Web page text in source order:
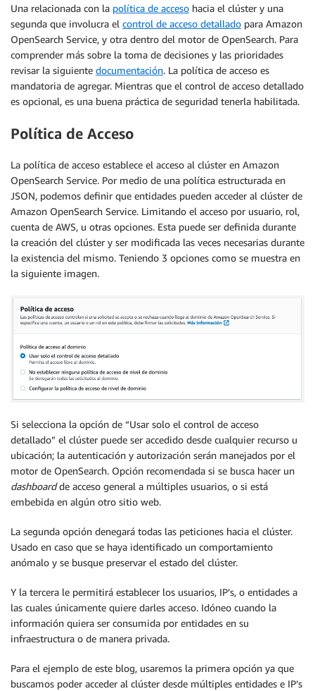
Una relacionada con la política de acceso hacia el clúster y una
segunda que involucra el control de acceso detallado para Amazon
OpenSearch Service, y otra dentro del motor de OpenSearch. Para
comprender más sobre la toma de decisiones y las prioridades
revisar la siguiente documentación. La política de acceso es
mandatoria de agregar. Mientras que el control de acceso detallado
es opcional, es una buena práctica de seguridad tenerla habilitada.
Política de Acceso
La política de acceso establece el acceso al clúster en Amazon
OpenSearch Service. Por medio de una política estructurada en
JSON, podemos definir que entidades pueden acceder al clúster de
Amazon OpenSearch Service. Limitando el acceso por usuario, rol,
cuenta de AWS, u otras opciones. Esta puede ser definida durante
la creación del clúster y ser modificada las veces necesarias durante
la existencia del mismo. Teniendo 3 opciones como se muestra en
la siguiente imagen.
Si selecciona la opción de “Usar solo el control de acceso
detallado” el clúster puede ser accedido desde cualquier recurso u
ubicación; la autenticación y autorización serán manejados por el
motor de OpenSearch. Opción recomendada si se busca hacer un
dashboardde acceso general a múltiples usuarios, o si está
embebida en algún otro sitio web.
La segunda opción denegará todas las peticiones hacia el clúster.
Usado en caso que se haya identificado un comportamiento
anómalo y se busque preservar el estado del clúster.
Y la tercera le permitirá establecer los usuarios, IP’s, o entidades a
las cuales únicamente quiere darles acceso. Idóneo cuando la
información quiera ser consumida por entidades en su
infraestructura o de manera privada.
Para el ejemplo de este blog, usaremos la primera opción ya que
buscamos poder acceder al clúster desde múltiples entidades e IP’s